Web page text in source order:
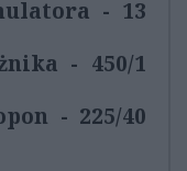
- 13
- 450/1
- 225/40